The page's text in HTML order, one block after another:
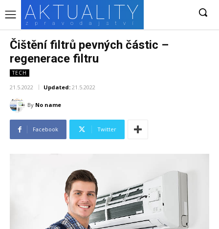
AKTUALITY
zpravodajství
Čištění filtrů pevných částic –
regenerace filtru
TECH
21.5.2022 Updated: 21.5.2022
By No name
Facebook Twitter